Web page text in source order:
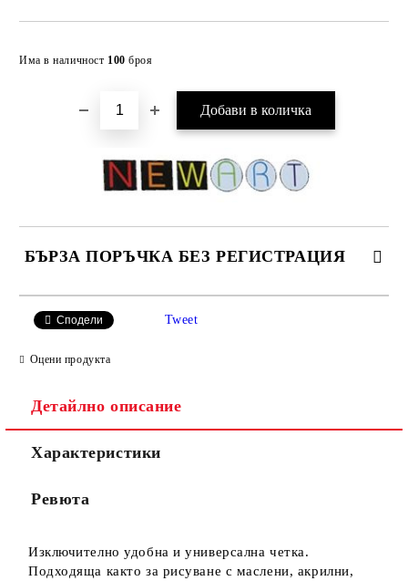
Има в наличност 100 броя
БЪРЗА ПОРЪЧКА БЕЗ РЕГИСТРАЦИЯ
Сподели Tweet
Оцени продукта
Детайлно описание
Характеристики
Ревюта
Изключително удобна и универсална четка.
Подходяща както за рисуване с маслени, акрилни,